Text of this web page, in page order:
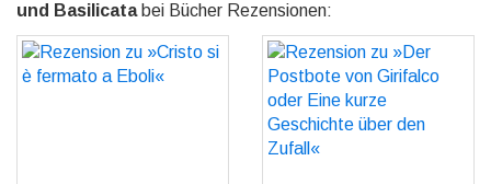
und Basilicatabei Bücher Rezensionen:
Rezension zu »Cristo si è
fermato a Eboli«
Rezension zu »Der
Postbote von Girifalco
oder Eine kurze
Geschichte über den